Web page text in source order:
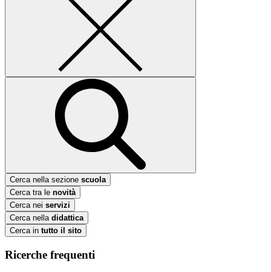
Cerca nella sezione scuola
Cerca tra le novità
Cerca nei servizi
Cerca nella didattica
Cerca in tutto il sito
Ricerche frequenti